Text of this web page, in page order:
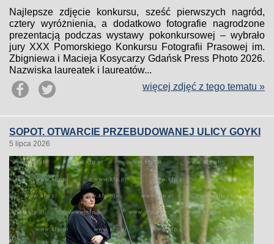
Najlepsze zdjęcie konkursu, sześć pierwszych nagród,
cztery wyróżnienia, a dodatkowo fotografie nagrodzone
prezentacją podczas wystawy pokonkursowej – wybrało
jury XXX Pomorskiego Konkursu Fotografii Prasowej im.
Zbigniewa i Macieja Kosycarzy Gdańsk Press Photo 2026.
Nazwiska laureatek i laureatów...
więcej zdjęć z tego tematu »
SOPOT. OTWARCIE PRZEBUDOWANEJ ULICY GOYKI
5 lipca 2026